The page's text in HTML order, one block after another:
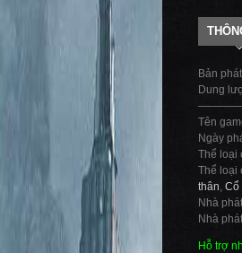
Bản
Dung
Tên
Ngày
Thể loại
Thể loại
thân, Cổ
Nhà
Nhà
Hỗ trợ